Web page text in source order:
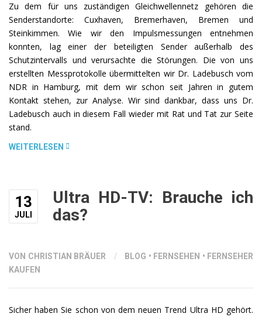
Zu dem für uns zuständigen Gleichwellennetz gehören die
Senderstandorte: Cuxhaven, Bremerhaven, Bremen und
Steinkimmen. Wie wir den Impulsmessungen entnehmen
konnten, lag einer der beteiligten Sender außerhalb des
Schutzintervalls und verursachte die Störungen. Die von uns
erstellten Messprotokolle übermittelten wir Dr. Ladebusch vom
NDR in Hamburg, mit dem wir schon seit Jahren in gutem
Kontakt stehen, zur Analyse. Wir sind dankbar, dass uns Dr.
Ladebusch auch in diesem Fall wieder mit Rat und Tat zur Seite
stand.
WEITERLESEN „DVB-
DER
SAMTGEMEINDE
UMZU“
13
JULI
Ultra HD-TV: Brauche ich
das?
VON CHRISTIAN BRÄUER / BLOG • FERNSEHEN • FERNSEHER
KAUFEN
Sicher haben Sie schon von dem neuen Trend Ultra HD gehört.